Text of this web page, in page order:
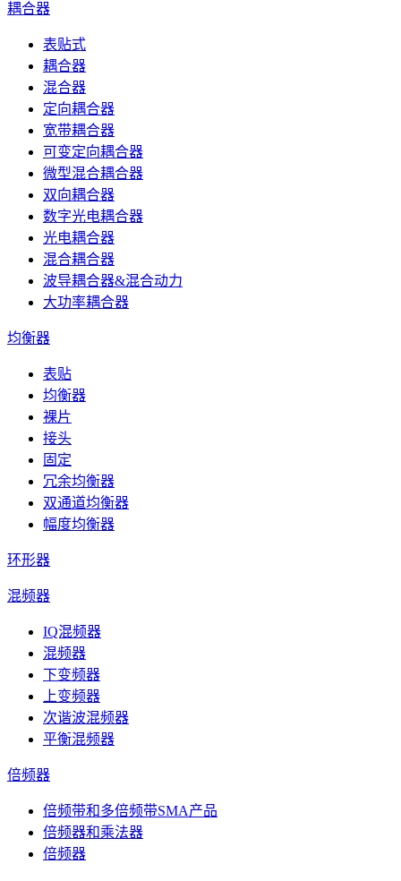
耦合器
表贴式
耦合器
混合器
定向耦合器
宽带耦合器
可变定向耦合器
微型混合耦合器
双向耦合器
数字光电耦合器
光电耦合器
混合耦合器
波导耦合器&混合动力
大功率耦合器
均衡器
表贴
均衡器
裸片
接头
固定
冗余均衡器
双通道均衡器
幅度均衡器
环形器
混频器
IQ混频器
混频器
下变频器
上变频器
次谐波混频器
平衡混频器
倍频器
倍频带和多倍频带SMA产品
倍频器和乘法器
倍频器